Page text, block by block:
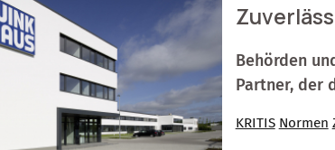
Behörden
Partner, der
KRITIS Normen